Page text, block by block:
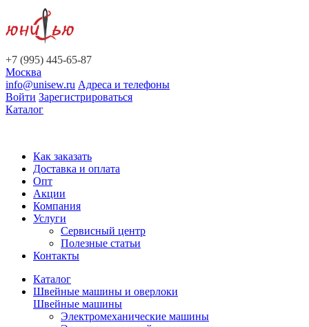
+7 (995) 445-65-87
Москва
info@unisew.ru Адреса и телефоны
Войти Зарегистрироваться
Каталог
Как заказать
Доставка и оплата
Опт
Акции
Компания
Услуги
Сервисный центр
Полезные статьи
Контакты
Каталог
Швейные машины и оверлоки
Швейные машины
Электромеханические машины